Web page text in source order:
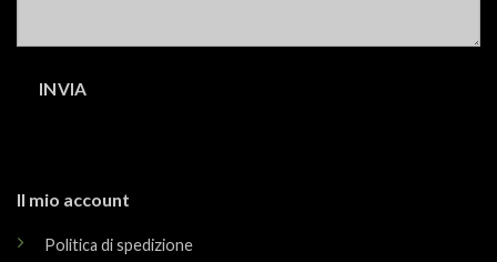
Il mio account
Politica di spedizione